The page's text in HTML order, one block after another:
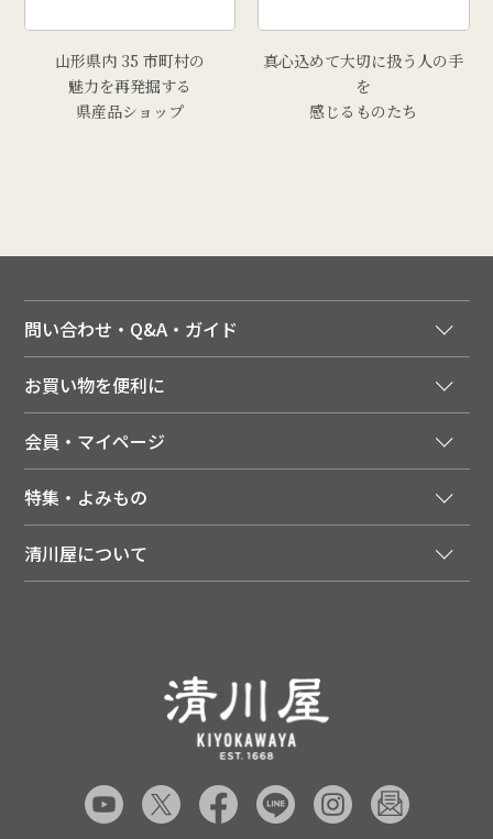
山形県内 35 市町村の
魅力を再発掘する
県産品ショップ
真心込めて大切に扱う人の手
を
感じるものたち
問い合わせ・Q&A・ガイド
ご利用ガイド
領収書について
送料について
配達日について
返品について
よくあるご質問（FAQ）
あんしんの品質保証について（産直品）
品質保証について（通常品）
お買い物を便利に
季節のカタログを無料でお届け
店舗・ECポイント共通アプリ
LINEお友だち登録
会員・マイページ
会員特典について
注文履歴
特集・よみもの
メディア掲載商品
清川屋のレビューを見る
清川屋について